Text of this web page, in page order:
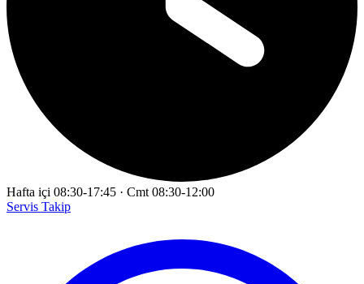
Hafta içi 08:30-17:45 · Cmt 08:30-12:00
Servis Takip